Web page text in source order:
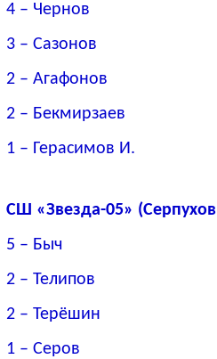
4 – Чернов
3 – Сазонов
2 – Агафонов
2 – Бекмирзаев
1 – Герасимов И.
СШ «Звезда-05»
5 – Быч
2 – Телипов
2 – Терёшин
1 – Серов